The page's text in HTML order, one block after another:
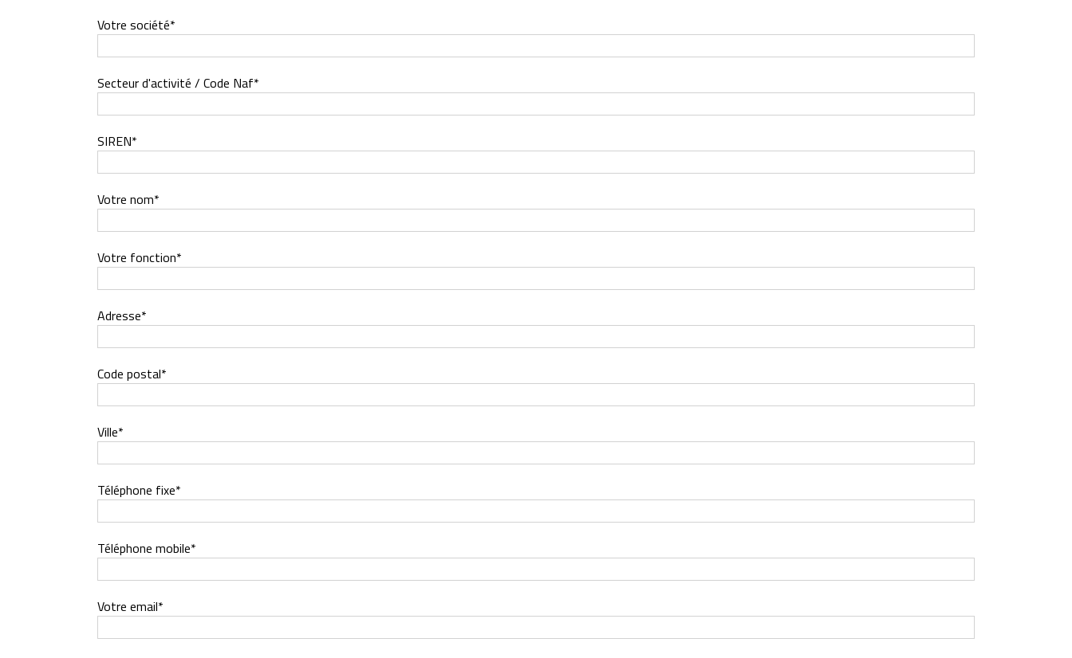
Votre société*
Secteur d'activité / Code Naf*
SIREN*
Votre nom*
Votre fonction*
Adresse*
Code postal*
Ville*
Téléphone fixe*
Téléphone mobile*
Votre email*